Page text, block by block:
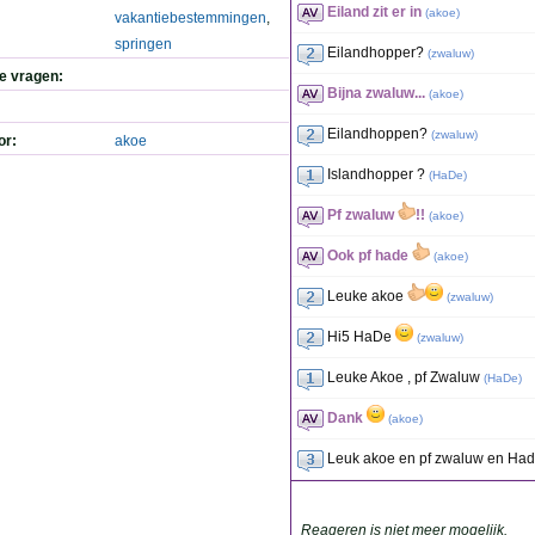
vakantiebestemmingen,
springen
vragen:
akoe
Eiland zit er in (akoe)
Eilandhopper? (zwaluw)
Bijna zwaluw... (akoe)
Eilandhoppen? (zwaluw)
Islandhopper ? (HaDe)
Pf zwaluw !! (akoe)
Ook pf hade (akoe)
Leuke akoe (zwaluw)
Hi5 HaDe (zwaluw)
Leuke Akoe , pf Zwaluw (HaDe)
Dank (akoe)
Leuk akoe en pf zwaluw en
Reageren is niet meer mogelijk.